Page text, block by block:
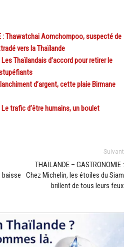
: Thawatchai Aomchompoo, suspecté de
vers la Thaïlande
Les Thaïlandais d’accord pour retirer le
d’argent, cette plaie Birmane
Le trafic d’être humains, un boulet
baisse
Suivant
THAÏLANDE – GASTRONOMIE :
Chez Michelin, les étoiles du Siam
brillent de tous leurs feux